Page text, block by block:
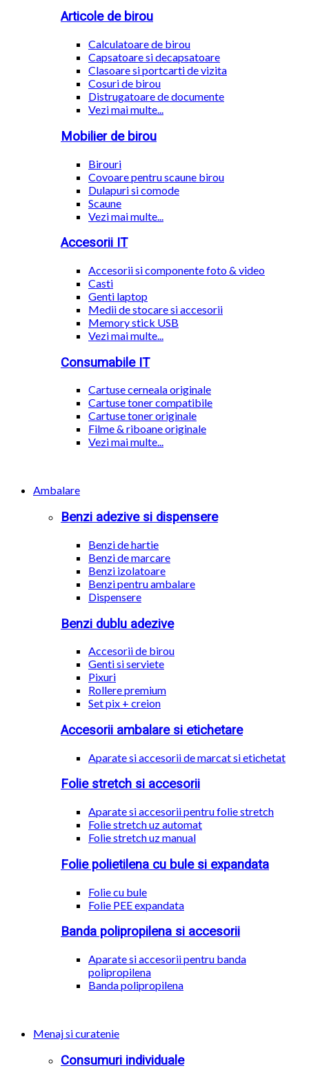
Articole de birou
Calculatoare de birou
Capsatoare si decapsatoare
Clasoare si portcarti de vizita
Cosuri de birou
Distrugatoare de documente
Vezi mai multe...
Mobilier de birou
Birouri
Covoare pentru scaune birou
Dulapuri si comode
Scaune
Vezi mai multe...
Accesorii IT
Accesorii si componente foto & video
Casti
Genti laptop
Medii de stocare si accesorii
Memory stick USB
Vezi mai multe...
Consumabile IT
Cartuse cerneala originale
Cartuse toner compatibile
Cartuse toner originale
Filme & riboane originale
Vezi mai multe...
Ambalare
Benzi adezive si dispensere
Benzi de hartie
Benzi de marcare
Benzi izolatoare
Benzi pentru ambalare
Dispensere
Benzi dublu adezive
Accesorii de birou
Genti si serviete
Pixuri
Rollere premium
Set pix + creion
Accesorii ambalare si etichetare
Aparate si accesorii de marcat si etichetat
Folie stretch si accesorii
Aparate si accesorii pentru folie stretch
Folie stretch uz automat
Folie stretch uz manual
Folie polietilena cu bule si expandata
Folie cu bule
Folie PEE expandata
Banda polipropilena si accesorii
Aparate si accesorii pentru banda
polipropilena
Banda polipropilena
Menaj si curatenie
Consumuri individuale